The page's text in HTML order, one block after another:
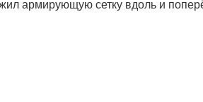
армирующую сетку вдоль и